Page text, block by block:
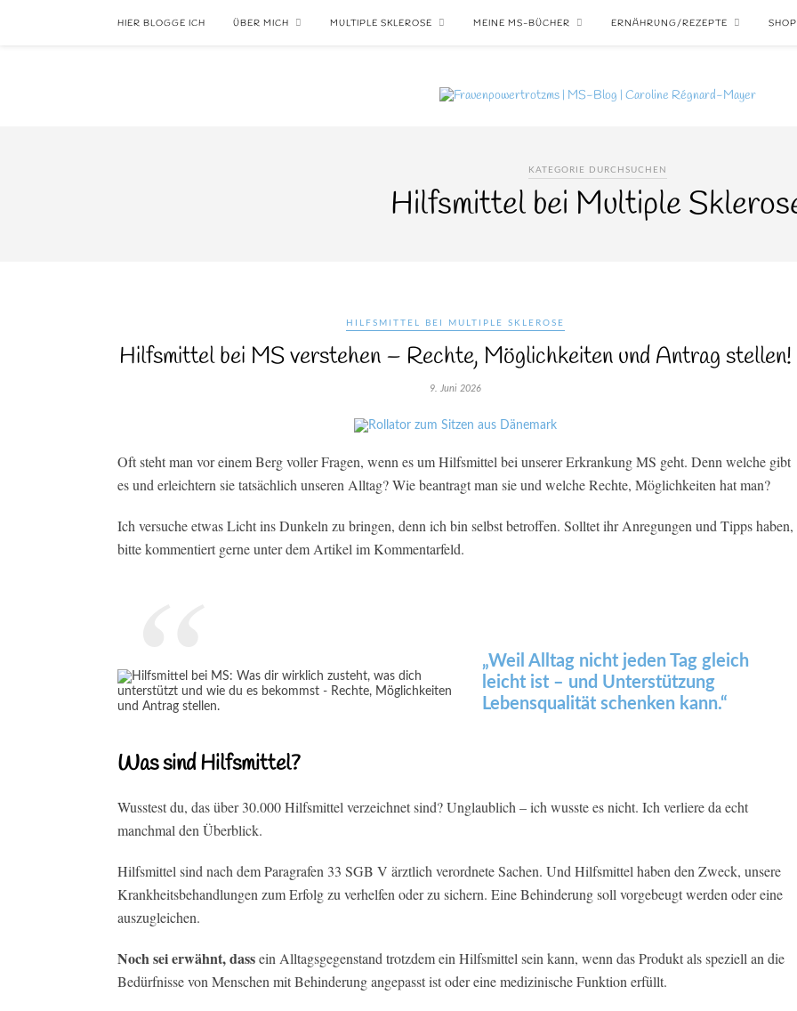
HIER BLOGGE ICH ÜBER MICH MULTIPLE SKLEROSE MEINE MS-BÜCHER ERNÄHRUNG/REZEPTE SHOP
KATEGORIE DURCHSUCHEN
Hilfsmittel bei Multiple
HILFSMITTEL BEI MULTIPLE SKLEROSE
Hilfsmittel bei MS verstehen – Rechte, Möglichkeiten und Antrag stellen!
9. Juni 2026
Oft steht man vor einem Berg voller Fragen, wenn es um Hilfsmittel bei unserer Erkrankung MS geht. Denn welche gibt
es und erleichtern sie tatsächlich unseren Alltag? Wie beantragt man sie und welche Rechte, Möglichkeiten hat man?
Ich versuche etwas Licht ins Dunkeln zu bringen, denn ich bin selbst betroffen. Solltet ihr Anregungen und Tipps haben,
bitte kommentiert gerne unter dem Artikel im Kommentarfeld.
„Weil Alltag nicht jeden Tag gleich
leicht ist – und Unterstützung
Lebensqualität schenken kann.“
Was sind Hilfsmittel?
Wusstest du, das über 30.000 Hilfsmittel verzeichnet sind? Unglaublich – ich wusste es nicht. Ich verliere da echt
manchmal den Überblick.
Hilfsmittel sind nach dem Paragrafen 33 SGB V ärztlich verordnete Sachen. Und Hilfsmittel haben den Zweck, unsere
Krankheitsbehandlungen zum Erfolg zu verhelfen oder zu sichern. Eine Behinderung soll vorgebeugt werden oder eine
auszugleichen.
Noch sei erwähnt, dassein Alltagsgegenstand trotzdem ein Hilfsmittel sein kann, wenn das Produkt als speziell an die
Bedürfnisse von Menschen mit Behinderung angepasst ist oder eine medizinische Funktion erfüllt.